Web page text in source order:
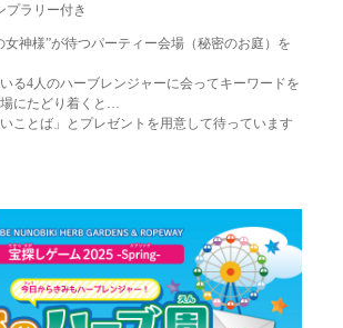
ラリー付き
女神様”が待つパーティー会場（秘密のお庭）を
る4人のハーブレンジャーに会ってキーワードを
にたどり着くと…
ことば」とプレゼントを用意して待っています